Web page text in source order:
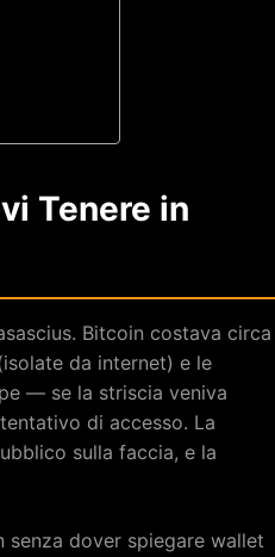
Tenere in
Bitcoin costava circa
da internet) e le
— se la striscia veniva
di accesso. La
sulla faccia, e la
senza dover spiegare wallet